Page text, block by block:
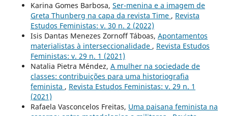
Karina Gomes Barbosa, Ser-menina e a imagem de
Greta Thunberg na capa da revista Time , Revista
Estudos Feministas: v. 30 n. 2 (2022)
Isis Dantas Menezes Zornoff Táboas, Apontamentos
materialistas à interseccionalidade , Revista Estudos
Feministas: v. 29 n. 1 (2021)
Natalia Pietra Méndez, A mulher na sociedade de
classes: contribuições para uma historiografia
feminista , Revista Estudos Feministas: v. 29 n. 1
(2021)
Rafaela Vasconcelos Freitas, Uma paisana feminista na